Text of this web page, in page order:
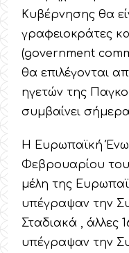
Κυβέρνησης θα
γραφειοκράτες
(government
θα επιλέγονται
ηγετών της
συμβαίνει
Η Ευρωπαϊκή
Φεβρουαρίου του
μέλη της
υπέγραψαν την
Σταδιακά , άλλες
υπέγραψαν την